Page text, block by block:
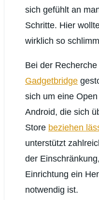
sich gefühlt an
Schritte. Hier
wirklich so
Bei der
Gadgetbridge
sich um eine
Android, die sich
Store beziehen
unterstützt
der
Einrichtung ein
notwendig ist.